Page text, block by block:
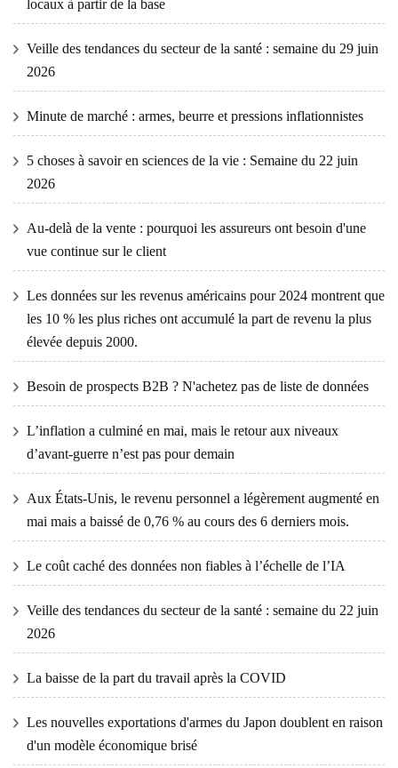
locaux à partir de la base
Veille des tendances du secteur de la santé : semaine du 29 juin
2026
Minute de marché : armes, beurre et pressions inflationnistes
5 choses à savoir en sciences de la vie : Semaine du 22 juin
2026
Au-delà de la vente : pourquoi les assureurs ont besoin d'une
vue continue sur le client
Les données sur les revenus américains pour 2024 montrent que
les 10 % les plus riches ont accumulé la part de revenu la plus
élevée depuis 2000.
Besoin de prospects B2B ? N'achetez pas de liste de données
L’inflation a culminé en mai, mais le retour aux niveaux
d’avant-guerre n’est pas pour demain
Aux États-Unis, le revenu personnel a légèrement augmenté en
mai mais a baissé de 0,76 % au cours des 6 derniers mois.
Le coût caché des données non fiables à l’échelle de l’IA
Veille des tendances du secteur de la santé : semaine du 22 juin
2026
La baisse de la part du travail après la COVID
Les nouvelles exportations d'armes du Japon doublent en raison
d'un modèle économique brisé